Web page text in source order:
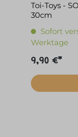
Toi-Toys -
30cm
Sofort
Werktage
9,90 €*